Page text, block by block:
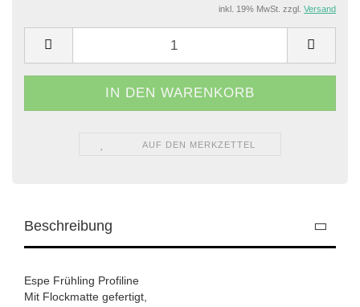
inkl. 19% MwSt. zzgl. Versand
AUF DEN MERKZETTEL
Beschreibung
Espe Frühling Profiline
Mit Flockmatte gefertigt,